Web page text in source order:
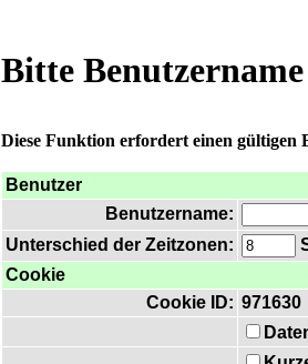
Bitte
Diese Funktion erfordert einen gültigen
Benutzer
Benutzername:
Unterschied der Zeitzonen:
Cookie
Cookie ID: 971630